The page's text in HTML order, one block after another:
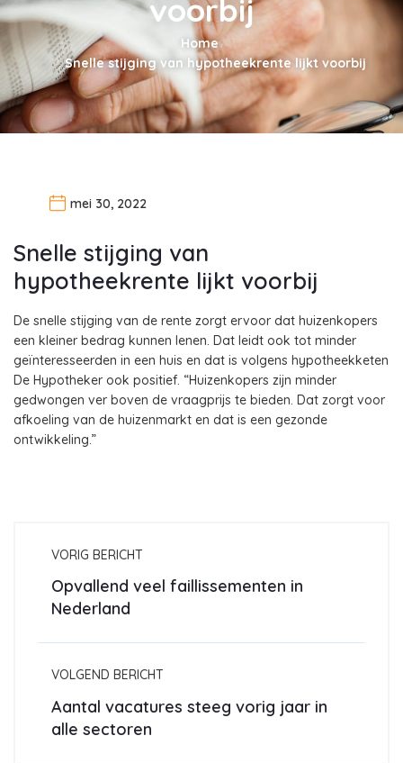
voorbij
Home
Snelle stijging van hypotheekrente lijkt voorbij
mei 30, 2022
Snelle stijging van
hypotheekrente lijkt voorbij
De snelle stijging van de rente zorgt ervoor dat huizenkopers
een kleiner bedrag kunnen lenen. Dat leidt ook tot minder
geïnteresseerden in een huis en dat is volgens hypotheekketen
De Hypotheker ook positief. “Huizenkopers zijn minder
gedwongen ver boven de vraagprijs te bieden. Dat zorgt voor
afkoeling van de huizenmarkt en dat is een gezonde
ontwikkeling.”
VORIG BERICHT
Opvallend veel faillissementen in
Nederland
VOLGEND BERICHT
Aantal vacatures steeg vorig jaar in
alle sectoren